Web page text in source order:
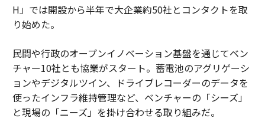
H」では開設から半年で大企業約50社とコンタクトを取
り始めた。
民間や行政のオープンイノベーション基盤を通じてベン
チャー10社とも協業がスタート。蓄電池のアグリゲーシ
ョンやデジタルツイン、ドライブレコーダーのデータを
使ったインフラ維持管理など、ベンチャーの「シーズ」
と現場の「ニーズ」を掛け合わせる取り組みだ。